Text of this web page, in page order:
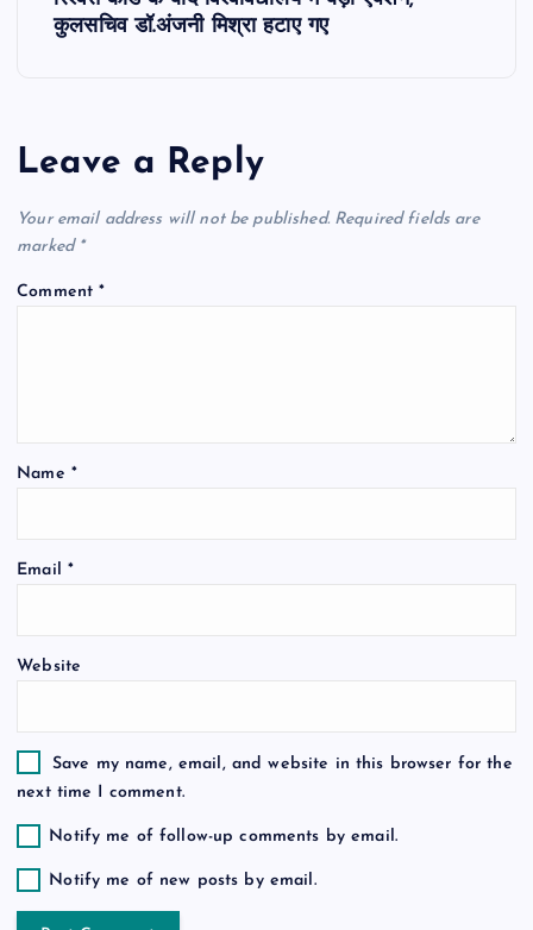
a
v
i
i
o
कुलसचिव डॉ.अंजनी मिश्रा हटाए गए
Leave a Reply
Your email address will not be published. Required fields are
marked *
Comment*
Name *
Email *
Website
Save my name, email, and website in this browser for the
next time I comment.
Notify me of follow-up comments by email.
Notify me of new posts by email.